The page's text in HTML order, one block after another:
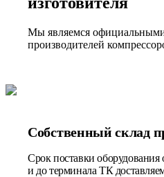
Мы являемся
производителей
Собственный склад
Срок поставки
и до терминала ТК